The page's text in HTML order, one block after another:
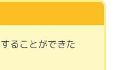
ることができた